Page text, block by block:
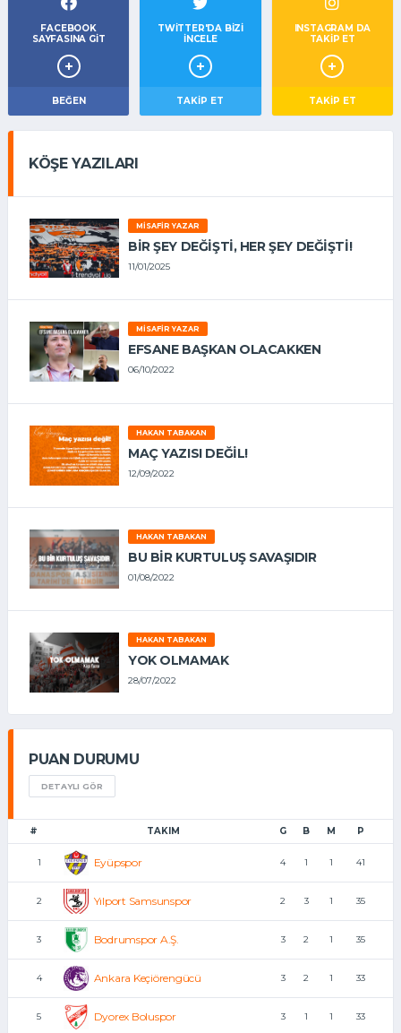
FACEBOOK
SAYFASINA GIT
BEĞEN
TWITTER'DA BIZI
İNCELE
TAKIP ET
INSTAGRAM DA
TAKİP ET
TAKİP ET
KÖŞE YAZILARI
MISAFIR YAZAR
BIR ŞEY DEĞIŞTI, HER ŞEY DEĞIŞTI!
11/01/2025
MISAFIR YAZAR
EFSANE BAŞKAN OLACAKKEN
06/10/2022
HAKAN TABAKAN
MAÇ YAZISI DEĞİL!
12/09/2022
HAKAN TABAKAN
BU BİR KURTULUŞ SAVAŞIDIR
01/08/2022
HAKAN TABAKAN
YOK OLMAMAK
28/07/2022
PUAN DURUMU
DETAYLI GÖR
# TAKIM G B M P
1 Eyüpspor 4 1 1 41
2 Yılport Samsunspor 2 3 1 35
3 Bodrumspor A.Ş. 3 2 1 35
4 Ankara Keçiörengücü 3 2 1 33
5 Dyorex Boluspor 3 1 1 33